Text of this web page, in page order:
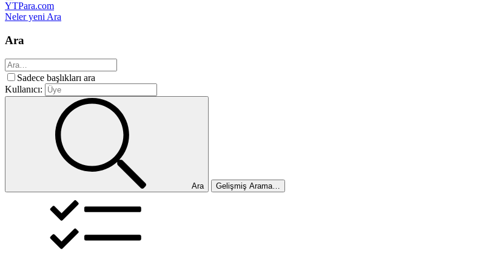
YTPara.com
Neler yeniAra
Ara
Sadece başlıkları ara
Kullanıcı:
Ara Gelişmiş Arama…